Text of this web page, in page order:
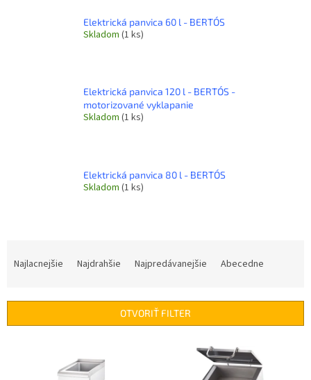
Elektrická panvica 60 l - BERTO´S
Skladom (1 ks)
Elektrická panvica 120 l - BERTO´S -
motorizované vyklapanie
Skladom (1 ks)
Elektrická panvica 80 l - BERTO´S
Skladom (1 ks)
i
Najlacnejšie Najdrahšie Najpredávanejšie Abecedne
OTVORIŤ FILTER